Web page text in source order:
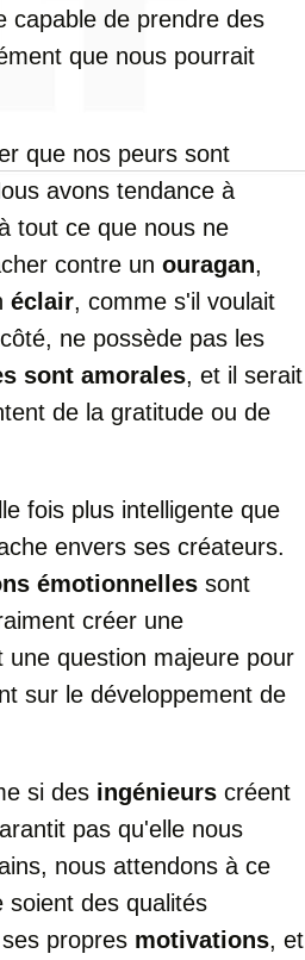
capable de prendre des
que nous pourrait
que nos peurs sont
avons tendance à
tout ce que nous ne
contre un ouragan,
éclair, comme s'il voulait
ne possède pas les
sont amorales, et il serait
de la gratitude ou de
fois plus intelligente que
envers ses créateurs.
émotionnelles sont
créer une
une question majeure pour
sur le développement de
si des ingénieurs créent
pas qu'elle nous
nous attendons à ce
soient des qualités
propres motivations, et